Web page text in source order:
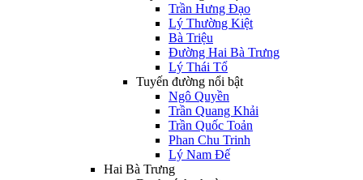
Trần Hưng Đạo
Lý Thường Kiệt
Bà Triệu
Đường Hai Bà Trưng
Lý Thái Tổ
Tuyến đường nổi bật
Ngô Quyền
Trần Quang Khải
Trần Quốc Toản
Phan Chu Trinh
Lý Nam Đế
Hai Bà Trưng